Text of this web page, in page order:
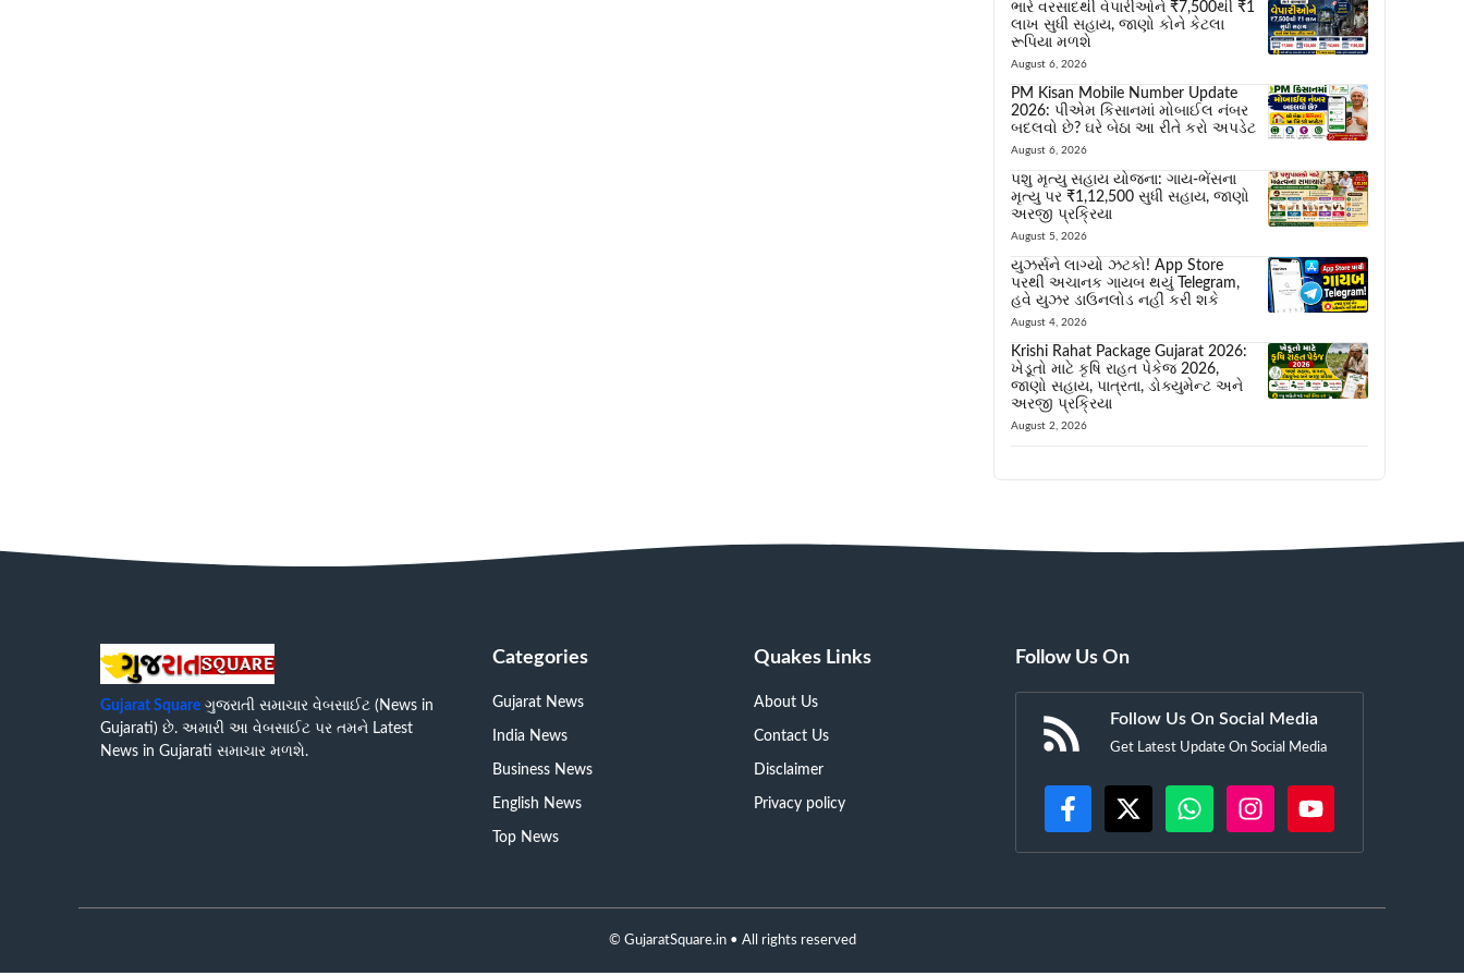
ભારે વરસાદથી વેપારીઓને ₹7,500થી ₹1
લાખ સુધી સહાય, જાણો કોને કેટલા
રૂપિયા મળશે
August 6, 2026
PM Kisan Mobile Number Update
2026: પીએમ કિસાનમાં મોબાઈલ નંબર
બદલવો છે? ઘરે બેઠા આ રીતે કરો અપડેટ
August 6, 2026
પશુ મૃત્યુ સહાય યોજના: ગાય-ભેંસના
મૃત્યુ પર ₹1,12,500 સુધી સહાય, જાણો
અરજી પ્રક્રિયા
August 5, 2026
યુઝર્સને લાગ્યો ઝટકો! App Store
પરથી અચાનક ગાયબ થયું Telegram,
હવે યુઝર ડાઉનલોડ નહીં કરી શકે
August 4, 2026
Krishi Rahat Package Gujarat 2026:
ખેડૂતો માટે કૃષિ રાહત પેકેજ 2026,
જાણો સહાય, પાત્રતા, ડોક્યુમેન્ટ અને
અરજી પ્રક્રિયા
August 2, 2026
Gujarat Square ગુજરાતી સમાચાર વેબસાઈટ (News in
Gujarati) છે. અમારી આ વેબસાઈટ પર તમને Latest
News in Gujarati સમાચાર મળશે.
Categories
Gujarat News
India News
Business News
English News
Top News
Quakes Links
About Us
Contact Us
Disclaimer
Privacy policy
Follow Us On
Follow Us On Social Media
Get Latest Update On Social Media
© GujaratSquare.in• All rights reserved